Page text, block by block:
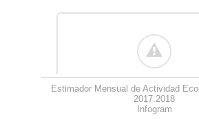
Estimador Mensual de Actividad
2017.2018
Infogram